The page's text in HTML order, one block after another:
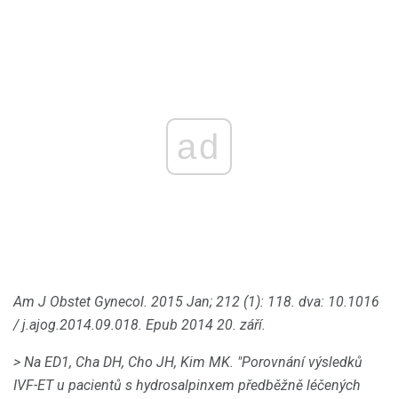
ad
Am J Obstet Gynecol. 2015 Jan; 212 (1): 118. dva: 10.1016
/ j.ajog.2014.09.018. Epub 2014 20. září.
> Na ED1, Cha DH, Cho JH, Kim MK. "Porovnání výsledků
IVF-ET u pacientů s hydrosalpinxem předběžně léčených